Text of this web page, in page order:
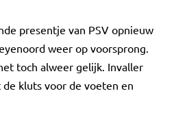
presentje van PSV opnieuw
weer op voorsprong.
toch alweer gelijk. Invaller
kluts voor de voeten en